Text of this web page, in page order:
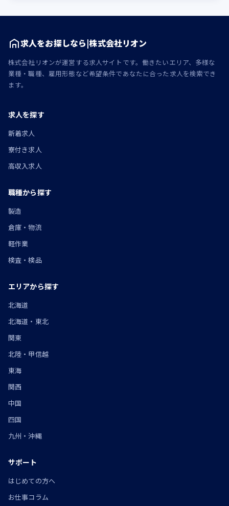
求人をお探しなら|株式会社リオン
株式会社リオンが運営する求人サイトです。働きたいエリア、多様な
業種・職種、雇用形態など希望条件であなたに合った求人を検索でき
ます。
求人を探す
新着求人
寮付き求人
高収入求人
職種から探す
製造
倉庫・物流
軽作業
検査・検品
エリアから探す
北海道
北海道・東北
関東
北陸・甲信越
東海
関西
中国
四国
九州・沖縄
サポート
はじめての方へ
お仕事コラム